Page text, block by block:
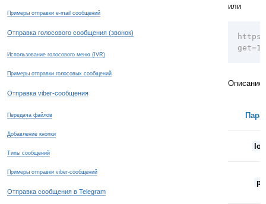
Примеры отправки e-mail сообщений
Отправка голосового сообщения (звонок)
Использование голосового меню (IVR)
Примеры отправки голосовых сообщений
Отправка viber-сообщения
Передача файлов
Добавление кнопки
Типы сообщений
Примеры отправки viber-сообщений
Отправка сообщения в Telegram
или
Описание